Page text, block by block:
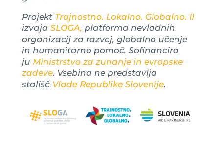
Projekt Trajnostno. Lokalno. Globalno. II
izvaja SLOGA, platforma nevladnih
organizacij za razvoj, globalno učenje
in humanitarno pomoč. Sofinancira
ju Ministrstvo za zunanje in evropske
zadeve. Vsebina ne predstavlja
stališč Vlade Republike Slovenije.